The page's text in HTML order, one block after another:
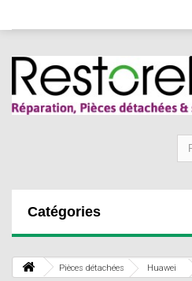
Catégories
Pièces détachées Huawei